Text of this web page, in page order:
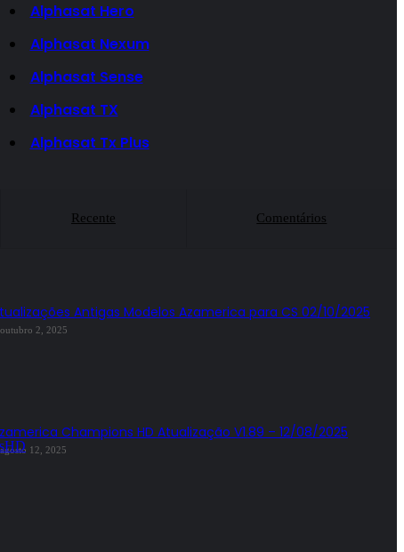
Alphasat Hero
Alphasat Nexum
Alphasat Sense
Alphasat TX
Alphasat Tx Plus
Americabox
Americabox S105 Plus
Americabox S205
Artcom
Recente Comentários
Antigas Modelos Azamerica para CS 02/10/2025
outubro 2, 2025
Champions HD Atualização V1.89 – 12/08/2025
agosto 12, 2025